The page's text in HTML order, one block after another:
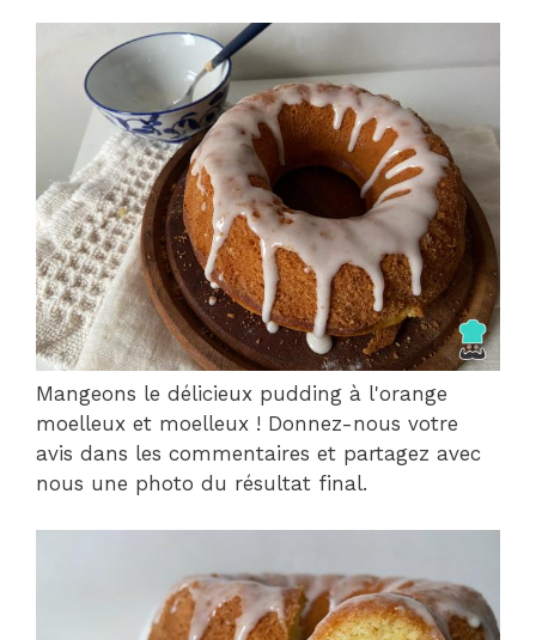
Mangeons le délicieux pudding à l'orange
moelleux et moelleux ! Donnez-nous votre
avis dans les commentaires et partagez avec
nous une photo du résultat final.